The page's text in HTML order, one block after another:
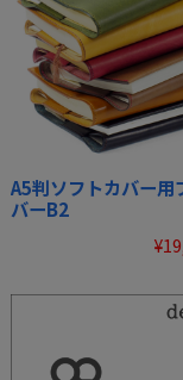
A5判ソフトカバー用
バーB2